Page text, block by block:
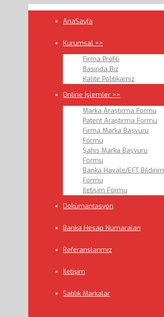
AnaSayfa
Kurumsal >>
Firma Profili
Basında Biz
Kalite Politikamız
Online İşlemler >>
Marka Araştırma Formu
Patent Araştırma Formu
Firma Marka Başvuru
Formu
Şahıs Marka Başvuru
Formu
Banka Havale/EFT Bildirim
Formu
İletişim Formu
Dokümantasyon
Banka Hesap Numaraları
Referanslarımız
İletişim
Satılık Markalar